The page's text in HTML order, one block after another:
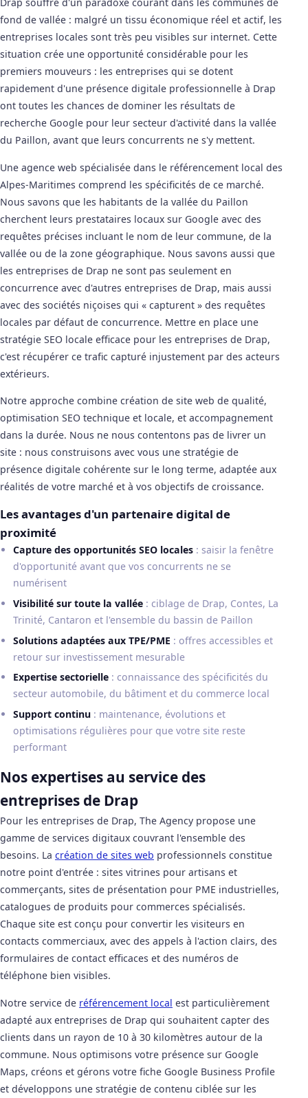
fond de vallée : malgré un tissu économique réel et actif, les
entreprises locales sont très peu visibles sur internet. Cette
situation crée une opportunité considérable pour les
premiers mouveurs : les entreprises qui se dotent
rapidement d'une présence digitale professionnelle à Drap
ont toutes les chances de dominer les résultats de
recherche Google pour leur secteur d'activité dans la vallée
du Paillon, avant que leurs concurrents ne s'y mettent.
Une agence web spécialisée dans le référencement local des
Alpes-Maritimes comprend les spécificités de ce marché.
Nous savons que les habitants de la vallée du Paillon
cherchent leurs prestataires locaux sur Google avec des
requêtes précises incluant le nom de leur commune, de la
vallée ou de la zone géographique. Nous savons aussi que
les entreprises de Drap ne sont pas seulement en
concurrence avec d'autres entreprises de Drap, mais aussi
avec des sociétés niçoises qui « capturent » des requêtes
locales par défaut de concurrence. Mettre en place une
stratégie SEO locale efficace pour les entreprises de Drap,
c'est récupérer ce trafic capturé injustement par des acteurs
extérieurs.
Notre approche combine création de site web de qualité,
optimisation SEO technique et locale, et accompagnement
dans la durée. Nous ne nous contentons pas de livrer un
site : nous construisons avec vous une stratégie de
présence digitale cohérente sur le long terme, adaptée aux
réalités de votre marché et à vos objectifs de croissance.
Les avantages d'un partenaire digital de
proximité
Capture des opportunités SEO locales : saisir la fenêtre
d'opportunité avant que vos concurrents ne se
numérisent
Visibilité sur toute la vallée : ciblage de Drap, Contes, La
Trinité, Cantaron et l'ensemble du bassin de Paillon
Solutions adaptées aux TPE/PME : offres accessibles et
retour sur investissement mesurable
Expertise sectorielle : connaissance des spécificités du
secteur automobile, du bâtiment et du commerce local
Support continu : maintenance, évolutions et
optimisations régulières pour que votre site reste
performant
Nos expertises au service des
entreprises de Drap
Pour les entreprises de Drap, The Agency propose une
gamme de services digitaux couvrant l'ensemble des
besoins. La création de sites web professionnels constitue
notre point d'entrée : sites vitrines pour artisans et
commerçants, sites de présentation pour PME industrielles,
catalogues de produits pour commerces spécialisés.
Chaque site est conçu pour convertir les visiteurs en
contacts commerciaux, avec des appels à l'action clairs, des
formulaires de contact efficaces et des numéros de
téléphone bien visibles.
Notre service de référencement local est particulièrement
adapté aux entreprises de Drap qui souhaitent capter des
clients dans un rayon de 10 à 30 kilomètres autour de la
commune. Nous optimisons votre présence sur Google
Maps, créons et gérons votre fiche Google Business Profile
et développons une stratégie de contenu ciblée sur les